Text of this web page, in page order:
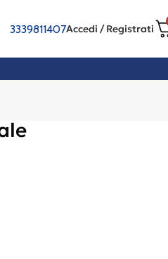
3339811407Accedi / Registrati